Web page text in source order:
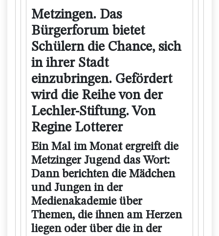
Metzingen. Das
Bürgerforum bietet
Schülern die Chance, sich
in ihrer Stadt
einzubringen. Gefördert
wird die Reihe von der
Lechler-Stiftung. Von
Regine Lotterer
Ein Mal im Monat ergreift die
Metzinger Jugend das Wort:
Dann berichten die Mädchen
und Jungen in der
Medienakademie über
Themen, die ihnen am Herzen
liegen oder über die in der